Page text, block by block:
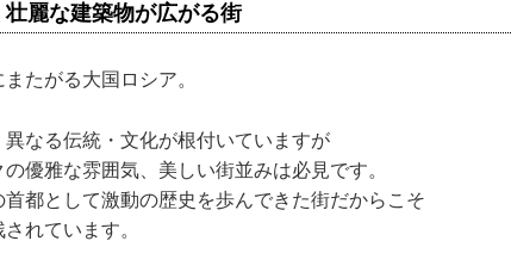
麗な建築物が広がる街
たがる大国ロシア。
なる伝統・文化が根付いていますが
優雅な雰囲気、美しい街並みは必見です。
都として激動の歴史を歩んできた街だからこそ
れています。